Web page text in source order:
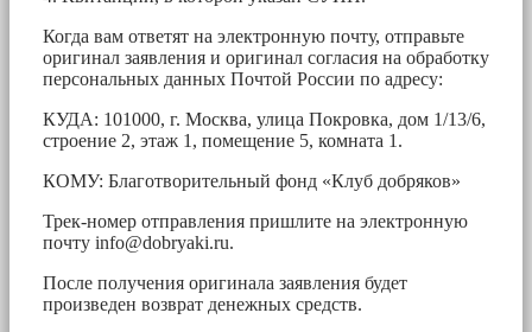
Когда вам ответят на электронную почту, отправьте
оригинал заявления и оригинал согласия на обработку
персональных данных Почтой России по адресу:
КУДА: 101000, г. Москва, улица Покровка, дом 1/13/6,
строение 2, этаж 1, помещение 5, комната 1.
КОМУ: Благотворительный фонд «Клуб добряков»
Трек-номер отправления пришлите на электронную
почту info@dobryaki.ru.
После получения оригинала заявления будет
произведен возврат денежных средств.